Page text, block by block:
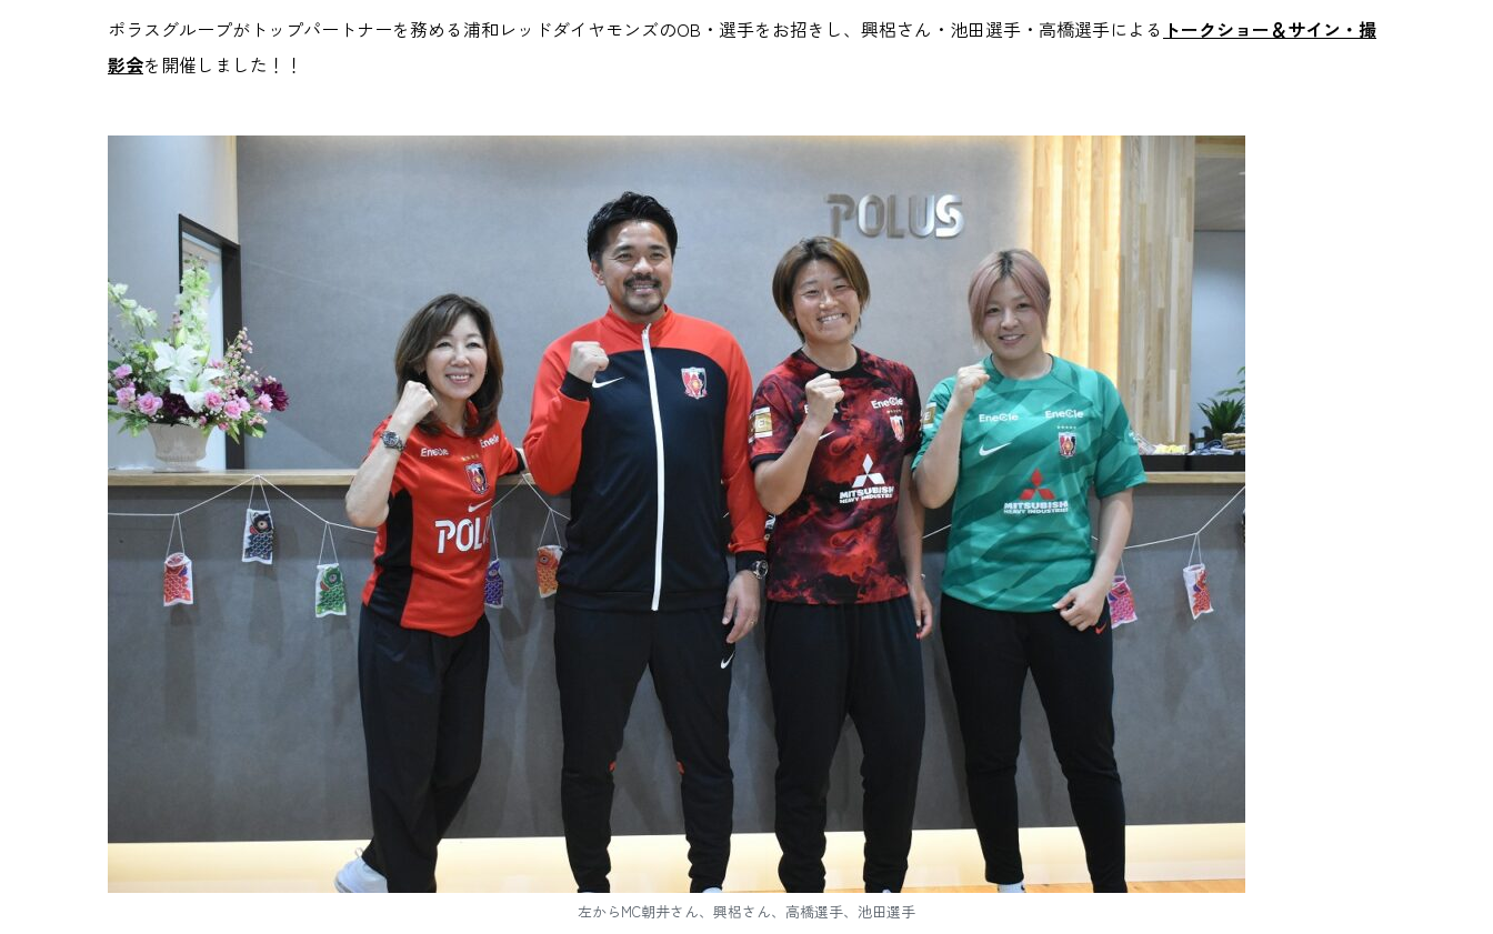
ポラスグループがトップパートナーを務める浦和レッドダイヤモンズのOB・選手をお招きし、興梠さん・池田選手・高橋選手による トークショー＆サイン・撮
影会を開催しました！！
左からMC朝井さん、興梠さん、高橋選手、池田選手